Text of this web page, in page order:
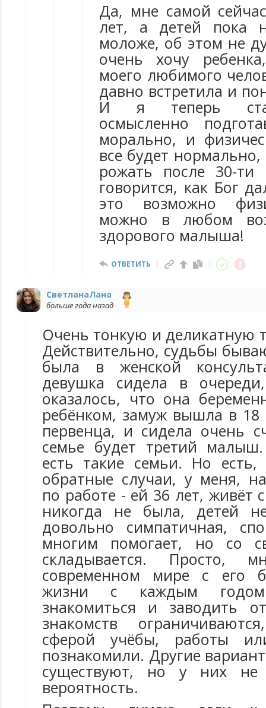
Да, мне самой
лет, а детей пока
моложе, об этом не
очень хочу
моего любимого
давно встретила и
И я теперь
осмысленно
морально, и
все будет
рожать после 30-ти
говорится, как Бог
это возможно
можно в любом
здорового малыша!
ОТВЕТИТЬ
СветланаЛана
больше года назад
Очень тонкую и деликатную
Действительно, судьбы
была в женской
девушка сидела в очереди,
оказалось, что она
ребёнком, замуж вышла в 18
первенца, и сидела очень
семье будет третий
есть такие семьи. Но
обратные случаи, у меня,
по работе - ей 36 лет, живёт
никогда не была, детей
довольно симпатичная,
многим помогает, но со
складывается. Просто,
современном мире с его
жизни с каждым
знакомиться и заводить
знакомств
сферой учёбы, работы
познакомили. Другие
существуют, но у них не
вероятность.